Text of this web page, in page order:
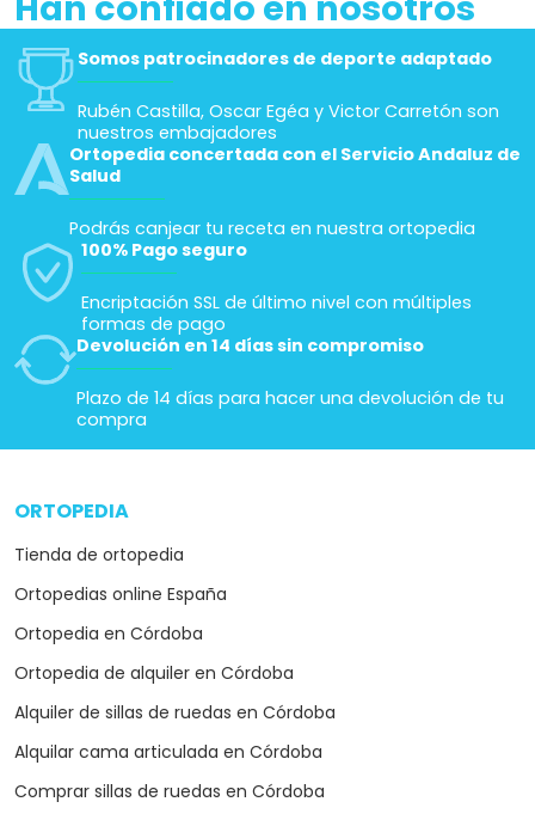
Somos patrocinadores de deporte adaptado
Rubén Castilla, Oscar Egéa y Victor Carretón son
nuestros embajadores
Ortopedia concertada con el Servicio Andaluz de
Salud
Podrás canjear tu receta en nuestra ortopedia
100% Pago seguro
Encriptación SSL de último nivel con múltiples
formas de pago
Devolución en 14 días sin compromiso
Plazo de 14 días para hacer una devolución de tu
compra
ORTOPEDIA
Tienda de ortopedia
Ortopedias online España
Ortopedia en Córdoba
Ortopedia de alquiler en Córdoba
Alquiler de sillas de ruedas en Córdoba
Alquilar cama articulada en Córdoba
Comprar sillas de ruedas en Córdoba